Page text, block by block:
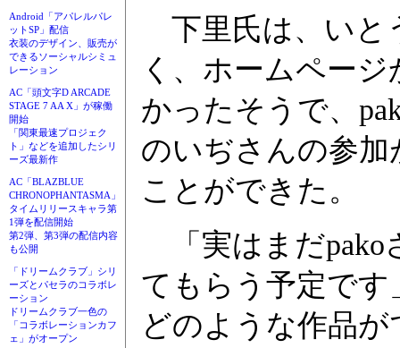
Android「アパレルパレ
ットSP」配信
衣装のデザイン、販売が
できるソーシャルシミュ
レーション
AC「頭文字D ARCADE
STAGE 7 AA X」が稼働
開始
「関東最速プロジェク
ト」などを追加したシリ
ーズ最新作
AC「BLAZBLUE
CHRONOPHANTASMA」
タイムリリースキャラ第
1弾を配信開始
第2弾、第3弾の配信内容
も公開
「ドリームクラブ」シリ
ーズとパセラのコラボレ
ーション
ドリームクラブ一色の
「コラボレーションカフ
ェ」がオープン
下里氏は、いと
く、ホームペー
かったそうで、
のいぢさんの参
ことができた。
「実はまだpako
てもらう予定で
どのような作品